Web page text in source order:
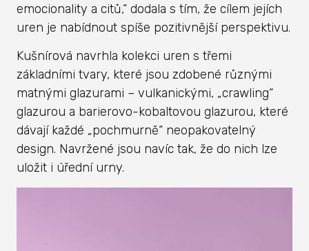
emocionality a citů,“ dodala s tím, že cílem jejích
uren je nabídnout spíše pozitivnější perspektivu.
Kušnírová navrhla kolekci uren s třemi
základními tvary, které jsou zdobené různými
matnými glazurami – vulkanickými, „crawling“
glazurou a barierovo-kobaltovou glazurou, které
dávají každé „pochmurně“ neopakovatelný
design. Navržené jsou navíc tak, že do nich lze
uložit i úřední urny.